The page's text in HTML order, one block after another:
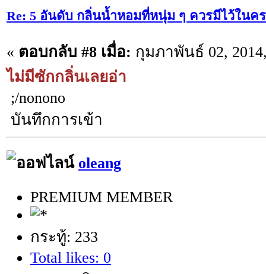
Re: 5 อันดับ กลิ่นน้ำหอมที่หนุ่ม ๆ ควรมีไว้ในค
« ตอบกลับ #8 เมื่อ: กุมภาพันธ์ 02,
ไม่มีซักกลิ่นเลยอ่า
;/nonono
บันทึกการเข้า
oleang
PREMIUM MEMBER
กระทู้: 233
Total likes: 0